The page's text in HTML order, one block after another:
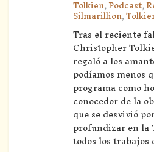
Tolkien,Podcast,
Silmarillion,
Tras el reciente
Christopher
regaló a los
podíamos menos
programa como
conocedor de la
que se desvivió
profundizar en la
todos los trabajos